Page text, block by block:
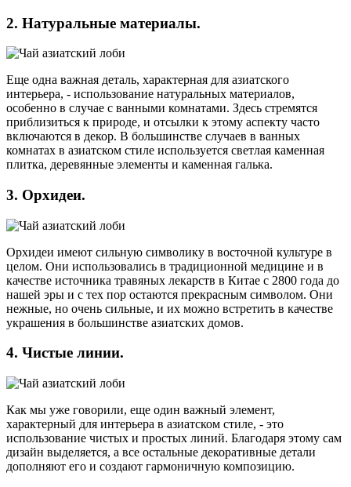
2. Натуральные материалы.
Еще одна важная деталь, характерная для азиатского
интерьера, - использование натуральных материалов,
особенно в случае с ванными комнатами. Здесь стремятся
приблизиться к природе, и отсылки к этому аспекту часто
включаются в декор. В большинстве случаев в ванных
комнатах в азиатском стиле используется светлая каменная
плитка, деревянные элементы и каменная галька.
3. Орхидеи.
Орхидеи имеют сильную символику в восточной культуре в
целом. Они использовались в традиционной медицине и в
качестве источника травяных лекарств в Китае с 2800 года до
нашей эры и с тех пор остаются прекрасным символом. Они
нежные, но очень сильные, и их можно встретить в качестве
украшения в большинстве азиатских домов.
4. Чистые линии.
Как мы уже говорили, еще один важный элемент,
характерный для интерьера в азиатском стиле, - это
использование чистых и простых линий. Благодаря этому сам
дизайн выделяется, а все остальные декоративные детали
дополняют его и создают гармоничную композицию.